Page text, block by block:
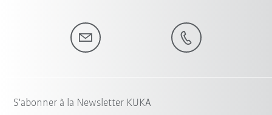
S'abonner à la Newsletter KUKA